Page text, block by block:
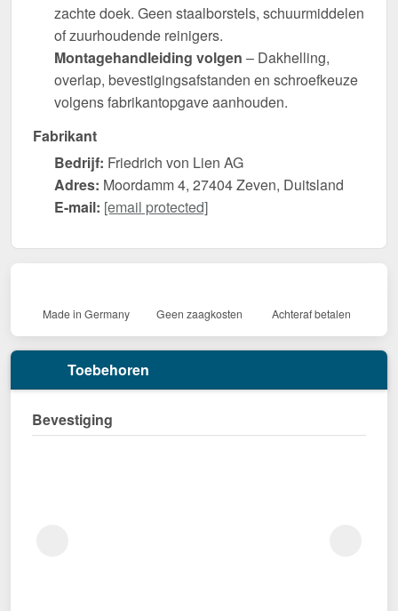
zachte doek. Geen staalborstels, schuurmiddelen
of zuurhoudende reinigers.
Montagehandleiding volgen – Dakhelling,
overlap, bevestigingsafstanden en schroefkeuze
volgens fabrikantopgave aanhouden.
Fabrikant
Bedrijf: Friedrich von Lien AG
Adres: Moordamm 4, 27404 Zeven, Duitsland
E-mail: [email protected]
Made in Germany Geen zaagkosten Achteraf betalen
Toebehoren
Bevestiging